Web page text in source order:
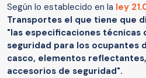
Según lo establecido en la ley
Transportes el que tiene que
"las especificaciones técnicas
seguridad para los ocupantes
casco, elementos
accesorios de seguridad".